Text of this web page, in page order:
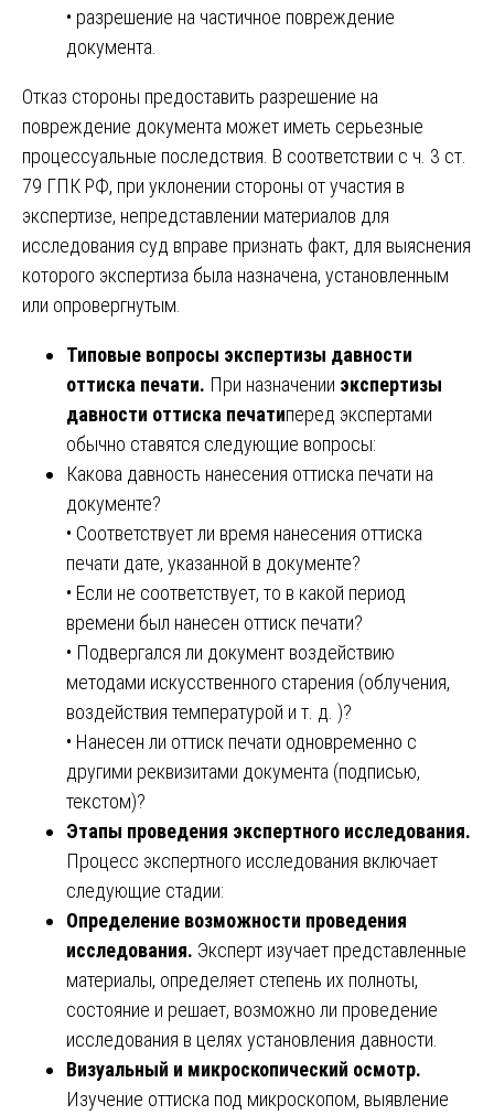
• разрешение на частичное повреждение
документа.
Отказ стороны предоставить разрешение на
повреждение документа может иметь серьезные
процессуальные последствия. В соответствии с ч. 3 ст.
79 ГПК РФ, при уклонении стороны от участия в
экспертизе, непредставлении материалов для
исследования суд вправе признать факт, для выяснения
которого экспертиза была назначена, установленным
или опровергнутым.
Типовые вопросы экспертизы давности
оттиска печати. При назначении экспертизы
давности оттиска печатиперед экспертами
обычно ставятся следующие вопросы:
Какова давность нанесения оттиска печати на
документе?
• Соответствует ли время нанесения оттиска
печати дате, указанной в документе?
• Если не соответствует, то в какой период
времени был нанесен оттиск печати?
• Подвергался ли документ воздействию
методами искусственного старения (облучения,
воздействия температурой и т. д. )?
• Нанесен ли оттиск печати одновременно с
другими реквизитами документа (подписью,
текстом)?
Этапы проведения экспертного исследования.
Процесс экспертного исследования включает
следующие стадии:
Определение возможности проведения
исследования. Эксперт изучает представленные
материалы, определяет степень их полноты,
состояние и решает, возможно ли проведение
исследования в целях установления давности.
Визуальный и микроскопический осмотр.
Изучение оттиска под микроскопом, выявление